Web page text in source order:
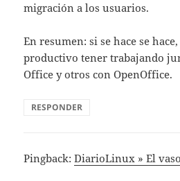
migración a los usuarios.
En resumen: si se hace se
productivo tener trabajando
Office y otros con OpenOffice.
RESPONDER
Pingback:DiarioLinux » El